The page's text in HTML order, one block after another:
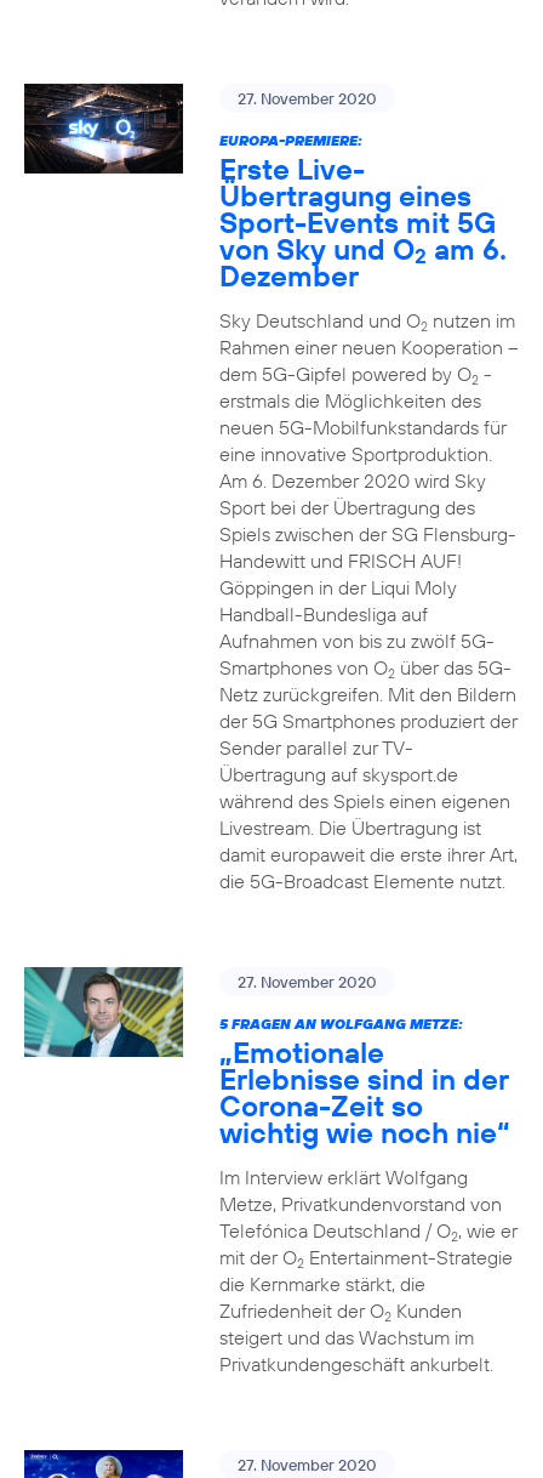
27. November 2020
EUROPA-PREMIERE:
Erste Live-
Übertragung eines
Sport-Events mit 5G
von Sky und O2 am 6.
Dezember
Sky Deutschland und O2nutzen im
Rahmen einer neuen Kooperation –
dem 5G-Gipfel powered by O2-
erstmals die Möglichkeiten des
neuen 5G-Mobilfunkstandards für
eine innovative Sportproduktion.
Am 6. Dezember 2020 wird Sky
Sport bei der Übertragung des
Spiels zwischen der SG Flensburg-
Handewitt und FRISCH AUF!
Göppingen in der Liqui Moly
Handball-Bundesliga auf
Aufnahmen von bis zu zwölf 5G-
Smartphones von O2über das 5G-
Netz zurückgreifen. Mit den Bildern
der 5G Smartphones produziert der
Sender parallel zur TV-
Übertragung auf skysport.de
während des Spiels einen eigenen
Livestream. Die Übertragung ist
damit europaweit die erste ihrer Art,
die 5G-Broadcast Elemente nutzt.
27. November 2020
5 FRAGEN AN WOLFGANG METZE:
„Emotionale
Erlebnisse sind in der
Corona-Zeit so
wichtig wie noch nie“
Im Interview erklärt Wolfgang
Metze, Privatkundenvorstand von
Telefónica Deutschland / O2, wie er
mit der O2Entertainment-Strategie
die Kernmarke stärkt, die
Zufriedenheit der O2Kunden
steigert und das Wachstum im
Privatkundengeschäft ankurbelt.
27. November 2020